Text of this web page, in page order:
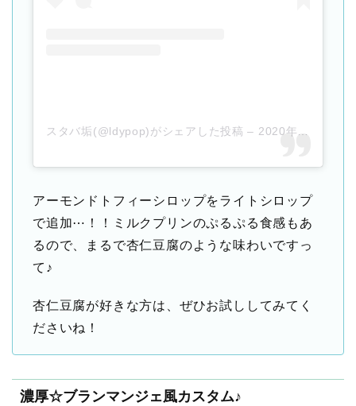
スタバ垢(@ldypop)がシェアした投稿 – 2020年 2月月15日午前12時49分PST
アーモンドトフィーシロップをライトシロップ
で追加⋯！！ミルクプリンのぷるぷる食感もあ
るので、まるで杏仁豆腐のような味わいですっ
て♪
杏仁豆腐が好きな方は、ぜひお試ししてみてく
ださいね！
濃厚☆ブランマンジェ風カスタム♪